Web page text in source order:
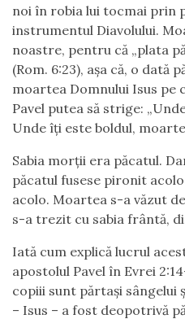
noi în robia lui tocmai prin
instrumentul Diavolului.
noastre, pentru că „plata
(Rom. 6:23), așa că, o dată
moartea Domnului Isus pe
Pavel putea să strige:
Unde îți este boldul,
Sabia morții era păcatul.
păcatul fusese pironit
acolo. Moartea s-a văzut
s-a trezit cu sabia frântă,
Iată cum explică lucrul
apostolul Pavel în Evrei
copiii sunt părtași sângelui
– Isus – a fost deopotrivă